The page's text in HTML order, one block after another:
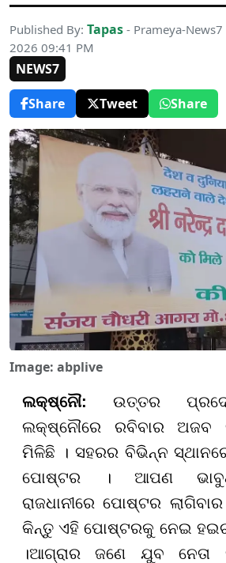
Published By: Tapas - Prameya-
2026 09:41 PM
NEWS7
Share
Tweet Share
Image: abplive
ଲକ୍ଷ୍ନୌ: ଉତ୍ତର
ଲକ୍ଷ୍ନୌରେ ରବିବାର ଅଜବ
ମିଳିଛି । ସହରର ବିଭିନ୍ନ
ପୋଷ୍ଟର । ଆପଣ
ରାଜଧାନୀରେ ପୋଷ୍ଟର
କିନ୍ତୁ ଏହି ପୋଷ୍ଟରକୁ ନେଇ
।ଆଗ୍ରାର ଜଣେ ଯୁବ ନେତା